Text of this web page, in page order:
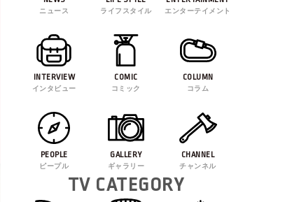
ニュース ライフスタイル エンターテイメント
INTERVIEW
インタビュー
COMIC
コミック
COLUMN
コラム
PEOPLE
ピープル
GALLERY
ギャラリー
CHANNEL
チャンネル
TV CATEGORY